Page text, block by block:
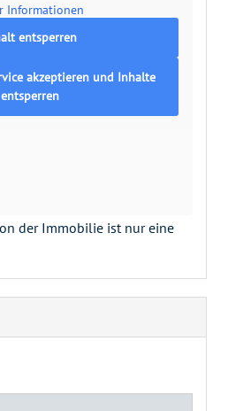
Informationen
entsperren
akzeptieren und Inhalte
entsperren
der Immobilie ist nur eine